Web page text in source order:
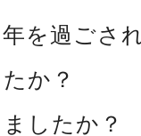
を過ごさ
か？
したか？